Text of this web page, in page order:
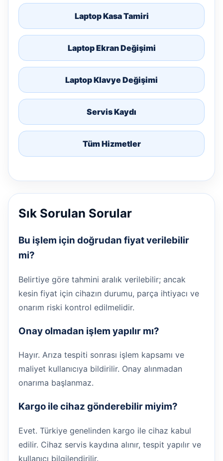
Laptop Kasa Tamiri
Laptop Ekran Değişimi
Laptop Klavye Değişimi
Servis Kaydı
Tüm Hizmetler
Sık Sorulan Sorular
Bu işlem için doğrudan fiyat verilebilir
mi?
Belirtiye göre tahmini aralık verilebilir; ancak
kesin fiyat için cihazın durumu, parça ihtiyacı ve
onarım riski kontrol edilmelidir.
Onay olmadan işlem yapılır mı?
Hayır. Arıza tespiti sonrası işlem kapsamı ve
maliyet kullanıcıya bildirilir. Onay alınmadan
onarıma başlanmaz.
Kargo ile cihaz gönderebilir miyim?
Evet. Türkiye genelinden kargo ile cihaz kabul
edilir. Cihaz servis kaydına alınır, tespit yapılır ve
kullanıcı bilgilendirilir.